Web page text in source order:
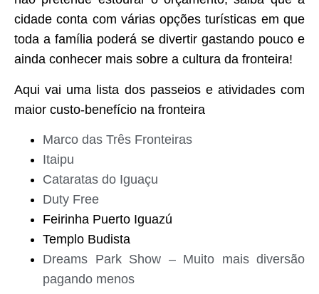
cidade conta com várias opções turísticas em que
toda a família poderá se divertir gastando pouco e
ainda conhecer mais sobre a cultura da fronteira!
Aqui vai uma lista dos passeios e atividades com
maior custo-benefício na fronteira
Marco das Três Fronteiras
Itaipu
Cataratas do Iguaçu
Duty Free
Feirinha Puerto Iguazú
Templo Budista
Dreams Park Show – Muito mais diversão
pagando menos